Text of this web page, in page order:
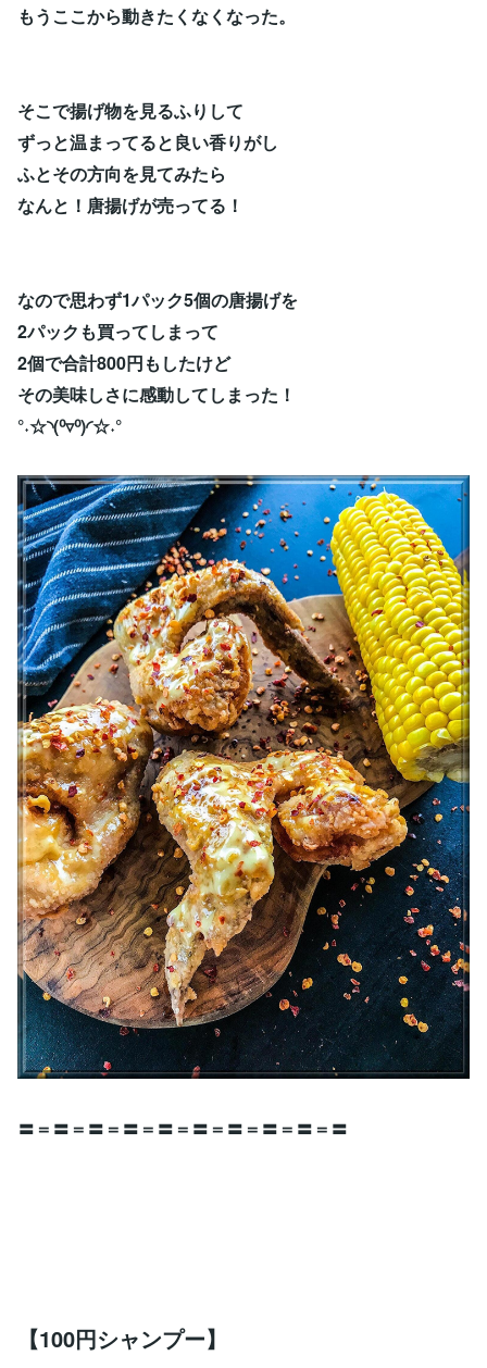
もうここから動きたくなくなった。
そこで揚げ物を見るふりして
ずっと温まってると良い香りがし
ふとその方向を見てみたら
なんと！唐揚げが売ってる！
なので思わず1パック5個の唐揚げを
2パックも買ってしまって
2個で合計800円もしたけど
その美味しさに感動してしまった！
°˖☆◝(⁰▿⁰)◜☆˖°
〓＝〓＝〓＝〓＝〓＝〓＝〓＝〓＝〓＝〓
【100円シャンプー】